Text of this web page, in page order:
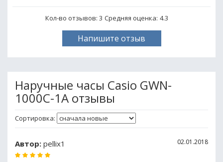
Кол-во отзывов: 3 Средняя оценка: 4.3
Напишите отзыв
Наручные часы Casio GWN-
1000C-1A отзывы
Сортировка:
Автор: pellix1 02.01.2018